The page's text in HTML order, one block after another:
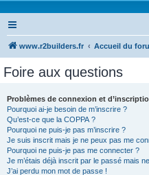
www.r2builders.fr Accueil du
Foire aux questions
Problèmes de connexion et
Pourquoi ai-je besoin de m’inscrire ?
Qu’est-ce que la COPPA ?
Pourquoi ne puis-je pas m’inscrire ?
Je suis inscrit mais je ne peux pas me
Pourquoi ne puis-je pas me connecter ?
Je m’étais déjà inscrit par le passé mais
J’ai perdu mon mot de passe !